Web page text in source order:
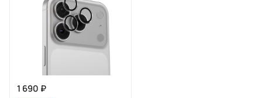
1 690 ₽